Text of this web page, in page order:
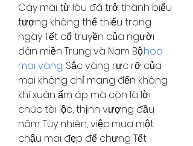
Cây mai từ lâu đã trở thành biểu
tượng không thể thiếu trong
ngày Tết cổ truyền của người
dân miền Trung và Nam Bộ.hoa
mai vàng. Sắc vàng rực rỡ của
mai không chỉ mang đến không
khí xuân ấm áp mà còn là lời
chúc tài lộc, thịnh vượng đầu
năm. Tuy nhiên, việc mua một
chậu mai đẹp để chưng Tết